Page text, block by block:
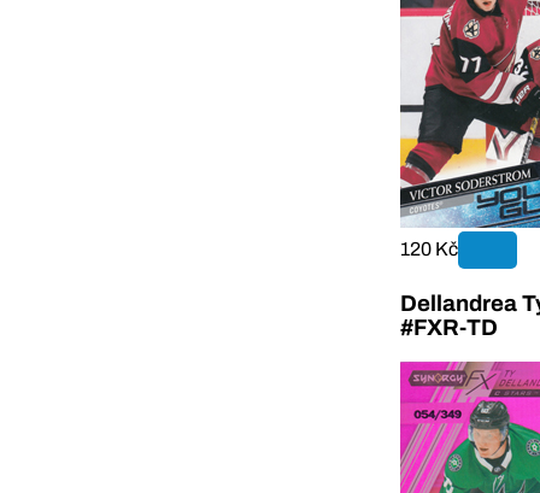
120 Kč
Dellandrea
#FXR-TD